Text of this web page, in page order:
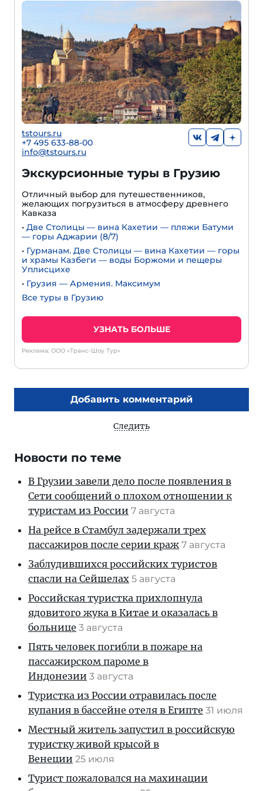
tstours.ru
+7 495 633-88-00
info@tstours.ru
Экскурсионные туры в Грузию
Отличный выбор для путешественников,
желающих погрузиться в атмосферу древнего
Кавказа
• Две Столицы — вина Кахетии — пляжи Батуми
— горы Аджарии (8/7)
• Гурманам. Две Столицы — вина Кахетии — горы
и храмы Казбеги — воды Боржоми и пещеры
Уплисцихе
• Грузия — Армения. Максимум
Все туры в Грузию
УЗНАТЬ БОЛЬШЕ
Реклама: ООО «Транс-Шоу Тур»
Добавить комментарий
Следить
Новости по теме
В Грузии завели дело после появления в
Сети сообщений о плохом отношении к
туристам из России 7 августа
На рейсе в Стамбул задержали трех
пассажиров после серии краж 7 августа
Заблудившихся российских туристов
спасли на Сейшелах 5 августа
Российская туристка прихлопнула
ядовитого жука в Китае и оказалась в
больнице 3 августа
Пять человек погибли в пожаре на
пассажирском пароме в
Индонезии 3 августа
Туристка из России отравилась после
купания в бассейне отеля в Египте 31 июля
Местный житель запустил в российскую
туристку живой крысой в
Венеции 25 июля
Турист пожаловался на махинации